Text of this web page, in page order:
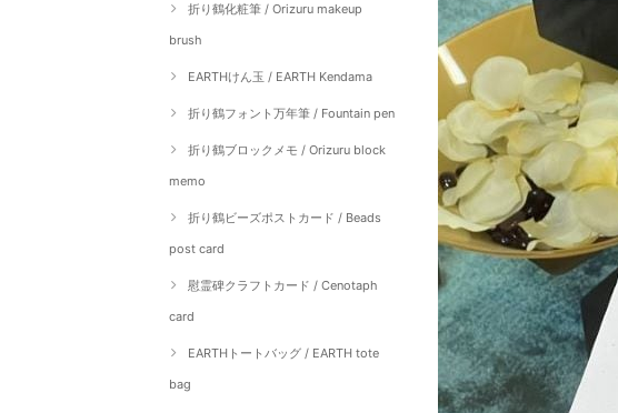
折り鶴化粧筆 / Orizuru makeup
brush
EARTHけん玉 / EARTH Kendama
折り鶴フォント万年筆 / Fountain pen
折り鶴ブロックメモ / Orizuru block
memo
折り鶴ビーズポストカード / Beads
post card
慰霊碑クラフトカード / Cenotaph
card
EARTHトートバッグ / EARTH tote
bag